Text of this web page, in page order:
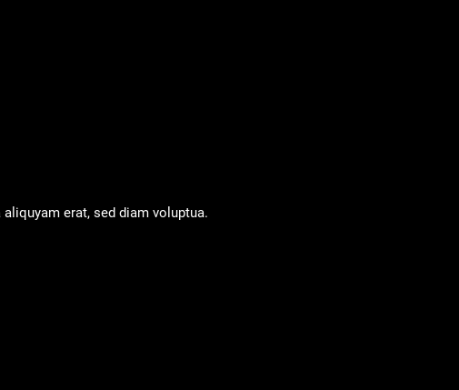
erat, sed diam voluptua.